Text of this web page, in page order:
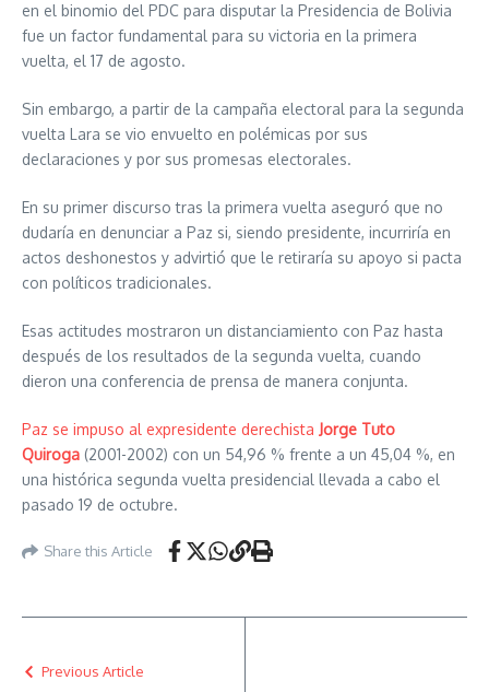
en el binomio del PDC para disputar la Presidencia de Bolivia
fue un factor fundamental para su victoria en la primera
vuelta, el 17 de agosto.
Sin embargo, a partir de la campaña electoral para la segunda
vuelta Lara se vio envuelto en polémicas por sus
declaraciones y por sus promesas electorales.
En su primer discurso tras la primera vuelta aseguró que no
dudaría en denunciar a Paz si, siendo presidente, incurriría en
actos deshonestos y advirtió que le retiraría su apoyo si pacta
con políticos tradicionales.
Esas actitudes mostraron un distanciamiento con Paz hasta
después de los resultados de la segunda vuelta, cuando
dieron una conferencia de prensa de manera conjunta.
Paz se impuso al expresidente derechista Jorge Tuto
Quiroga (2001-2002) con un 54,96 % frente a un 45,04 %, en
una histórica segunda vuelta presidencial llevada a cabo el
pasado 19 de octubre.
Share this Article
Previous Article